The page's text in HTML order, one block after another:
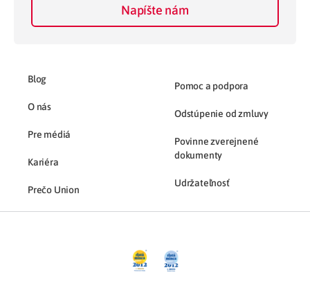
Napíšte nám
Blog
O nás
Pre médiá
Kariéra
Prečo Union
Pomoc a podpora
Odstúpenie od zmluvy
Povinne zverejnené
dokumenty
Udržateľnosť